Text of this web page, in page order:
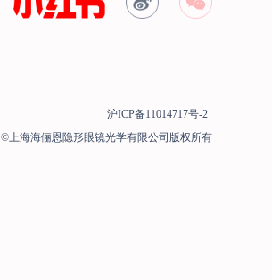
沪ICP备11014717号-2
©上海海俪恩隐形眼镜光学有限公司版权所有